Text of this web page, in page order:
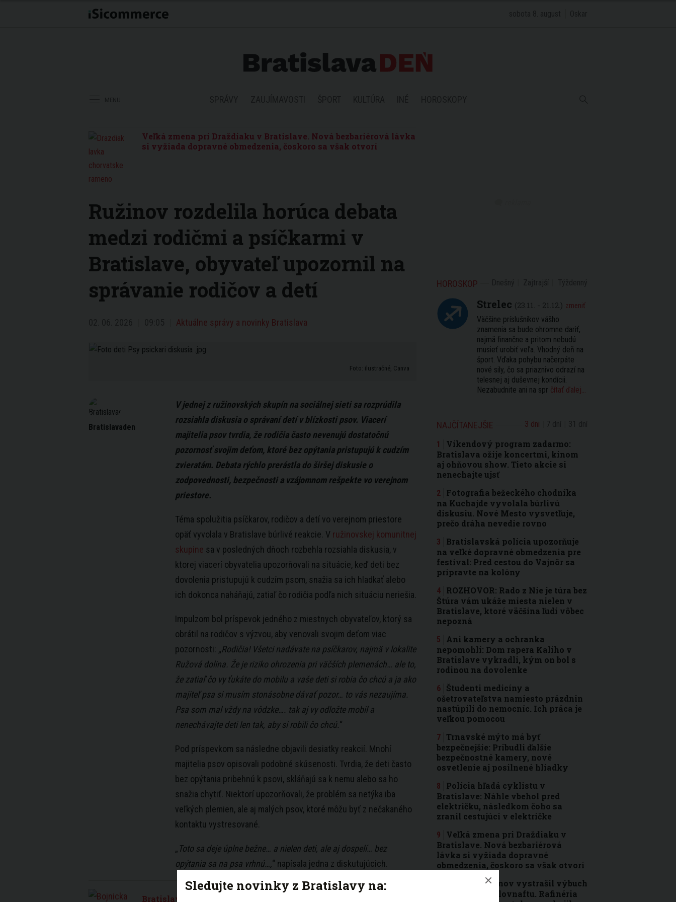
Veľká zmena pri Draždiaku v Bratislave. Nová bezbariérová lávka
si vyžiada dopravné obmedzenia, čoskoro sa však otvorí
Ružinov rozdelila horúca debata
medzi rodičmi a psíčkarmi v
Bratislave, obyvateľ upozornil na
správanie rodičov a detí
Aktuálne správy a novinky Bratislava
Foto: ilustračné, Canva
Bratislavaden
V jednej z ružinovských skupín na sociálnej sieti sa rozprúdila
rozsiahla diskusia o správaní detí v blízkosti psov. Viacerí
majitelia psov tvrdia, že rodičia často nevenujú dostatočnú
pozornosť svojim deťom, ktoré bez opýtania pristupujú k cudzím
zvieratám. Debata rýchlo prerástla do širšej diskusie o
zodpovednosti, bezpečnosti a vzájomnom rešpekte vo verejnom
priestore.
Téma spolužitia psíčkarov, rodičov a detí vo verejnom priestore
opäť vyvolala v Bratislave búrlivé reakcie. V ružinovskej komunitnej
skupine sa v posledných dňoch rozbehla rozsiahla diskusia, v
ktorej viacerí obyvatelia upozorňovali na situácie, keď deti bez
dovolenia pristupujú k cudzím psom, snažia sa ich hladkať alebo
ich dokonca naháňajú, zatiaľ čo rodičia podľa nich situáciu neriešia.
Impulzom bol príspevok jedného z miestnych obyvateľov, ktorý sa
obrátil na rodičov s výzvou, aby venovali svojim deťom viac
pozornosti: „Rodičia! Všetci nadávate na psíčkarov, najmä v lokalite
Ružová dolina. Že je riziko ohrozenia pri väčších plemenách… ale to,
že zatiaľ čo vy ťukáte do mobilu a vaše deti si robia čo chcú a ja ako
majiteľ psa si musím stonásobne dávať pozor… to vás nezaujíma.
Psa som mal vždy na vôdzke…. tak aj vy odložte mobil a
nenechávajte deti len tak, aby si robili čo chcú.“
Pod príspevkom sa následne objavili desiatky reakcií. Mnohí
majitelia psov opisovali podobné skúsenosti. Tvrdia, že deti často
bez opýtania pribehnú k psovi, skláňajú sa k nemu alebo sa ho
snažia chytiť. Niektorí upozorňovali, že problém sa netýka iba
veľkých plemien, ale aj malých psov, ktoré môžu byť z nečakaného
kontaktu vystresované.
„ Toto sa deje úplne bežne… a nielen deti, ale aj dospelí… bez
opýtania sa na psa vrhnú…,“ napísala jedna z diskutujúcich.
Bratislava bije na poplach, jej mosty sú v zlom stave, chýbajú
HOROSKOP
Strelec (23.11. - 21.12.) zmeniť
Väčšine príslušníkov vášho
znamenia sa bude ohromne dariť,
najmä finančne a pritom nebudú
musieť urobiť veľa. Vhodný deň na
šport. Vďaka pohybu načerpáte
nové sily, čo sa priaznivo odrazí na
telesnej aj duševnej kondícii.
Nezabudnite ani na spr čítať ďalej...
NAJČÍTANEJŠIE 3 dni
Víkendový program zadarmo:
Bratislava ožije koncertmi, kinom
aj ohňovou show. Tieto akcie si
nenechajte ujsť
Fotografia bežeckého chodníka
na Kuchajde vyvolala búrlivú
diskusiu. Nové Mesto vysvetľuje,
prečo dráha nevedie rovno
Bratislavská polícia upozorňuje
na veľké dopravné obmedzenia pre
festival: Pred cestou do Vajnôr sa
pripravte na kolóny
ROZHOVOR: Rado z Nie je túra bez
Štúra vám ukáže miesta nielen v
Bratislave, ktoré väčšina ľudí vôbec
nepozná
Ani kamery a ochranka
nepomohli: Dom rapera Kaliho v
Bratislave vykradli, kým on bol s
rodinou na dovolenke
Študenti medicíny a
ošetrovateľstva namiesto prázdnin
nastúpili do nemocníc. Ich práca je
veľkou pomocou
Trnavské mýto má byť
bezpečnejšie: Pribudli ďalšie
bezpečnostné kamery, nové
osvetlenie aj posilnené hliadky
Polícia hľadá cyklistu v
Bratislave: Náhle vbehol pred
električku, následkom čoho sa
zranil cestujúci v električke
Veľká zmena pri Draždiaku v
Bratislave. Nová bezbariérová
lávka si vyžiada dopravné
obmedzenia, čoskoro sa však otvorí
Bratislavčanov vystrašil výbuch
a plamene zo Slovnaftu. Rafinéria
Sledujte novinky z Bratislavy na: